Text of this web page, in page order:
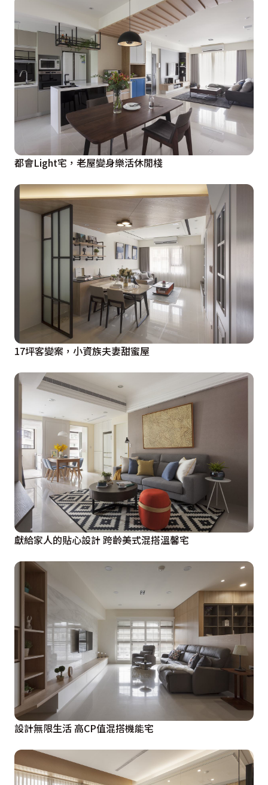
都會Light宅，老屋變身樂活休閒棧
17坪客變案，小資族夫妻甜蜜屋
獻給家人的貼心設計 跨齡美式混搭溫馨宅
設計無限生活 高CP值混搭機能宅